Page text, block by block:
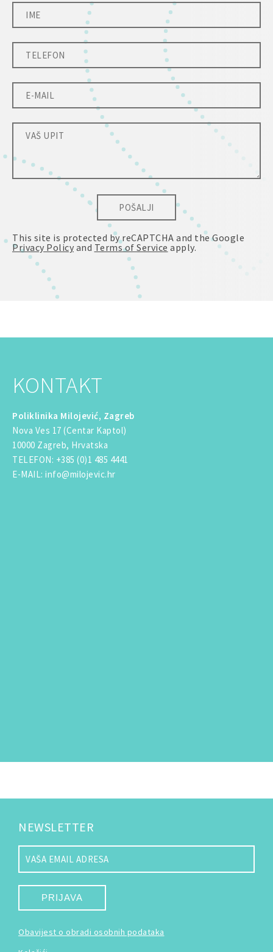
POŠALJI
This site is protected by reCAPTCHA and the Google
Privacy Policy and Terms of Service apply.
KONTAKT
Poliklinika Milojević, Zagreb
Nova Ves 17 (Centar Kaptol)
10000 Zagreb, Hrvatska
TELEFON: +385 (0)1 485 4441
E-MAIL: info@milojevic.hr
NEWSLETTER
PRIJAVA
Obavijest o obradi osobnih podataka